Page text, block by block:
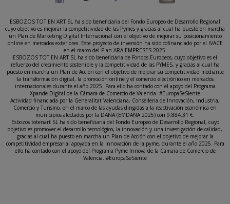
ESBOZOS TOT EN ART SL ha sido beneficiaria del Fondo Europeo de Desarrollo Regional
cuyo objetivo es mejorar la competitividad de las Pymes y gracias al cual ha puesto en marcha
un Plan de Marketing Digital Internacional con el objetivo de mejorar su posicionamiento
online en mercados exteriores. Este proyecto de inversión ha sido cofinanciado por el IVACE
en el marco del Plan ARA EMPRESES 2025.
ESBOZOS TOT EN ART SL ha sido beneficiaria de Fondos Europeos, cuyo objetivo es el
refuerzo del crecimiento sostenible y la competitividad de las PYMES, y gracias al cual ha
puesto en marcha un Plan de Acción con el objetivo de mejorar su competitividad mediante
la transformación digital, la promoción online y el comercio electrónico en mercados
internacionales durante el año 2025. Para ello ha contado con el apoyo del Programa
Xpande Digital de la Cámara de Comercio de Valencia. #EuropaSeSiente
Actividad financiada por la Generalitat Valenciana, Conselleria de Innovación, Industria,
Comercio y Turismo, en el marco de las ayudas dirigidas a la reactivación económica en
municipios afectados por la DANA (EMDANA 2025) con 9.884,31 €.
Esbozos totenart SL ha sido beneficiaria del Fondo Europeo de Desarrollo Regional, cuyo
objetivo es promover el desarrollo tecnológico, la innovación y una investigación de calidad,
gracias al cual ha puesto en marcha un Plan de Acción con el objetivo de mejorar la
competitividad empresarial apoyada en la innovación de la pyme, durante el año 2025. Para
ello ha contado con el apoyo del Programa Pyme Innova de la Cámara de Comercio de
Valencia. #EuropaSeSiente